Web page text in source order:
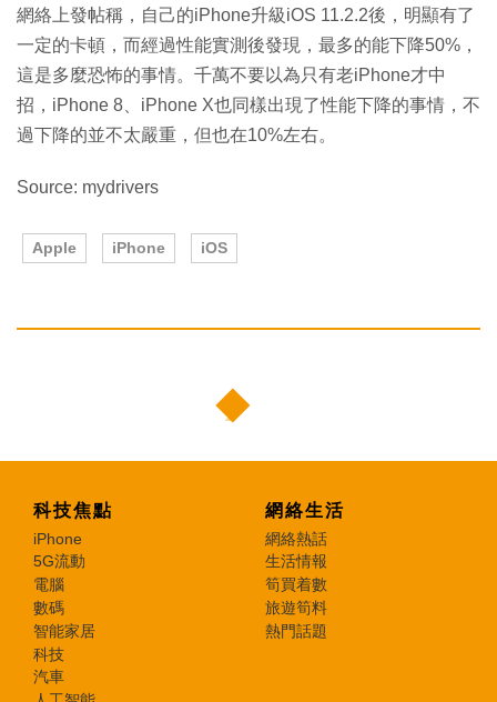
網絡上發帖稱，自己的iPhone升級iOS 11.2.2後，明顯有了
一定的卡頓，而經過性能實測後發現，最多的能下降50%，
這是多麼恐怖的事情。千萬不要以為只有老iPhone才中
招，iPhone 8、iPhone X也同樣出現了性能下降的事情，不
過下降的並不太嚴重，但也在10%左右。
Source: mydrivers
Apple iPhone iOS
科技焦點
iPhone
5G流動
電腦
數碼
智能家居
科技
汽車
網絡生活
網絡熱話
生活情報
筍買着數
旅遊筍料
熱門話題